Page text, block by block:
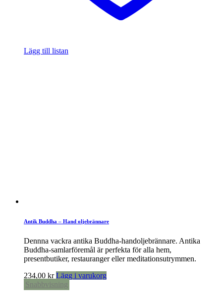
Lägg till listan
Antik Buddha – Hand oljebrännare
Dennna vackra antika Buddha-handoljebrännare. Antika
Buddha-samlarföremål är perfekta för alla hem,
presentbutiker, restauranger eller meditationsutrymmen.
234,00 kr Lägg i varukorg
Snabbvisning